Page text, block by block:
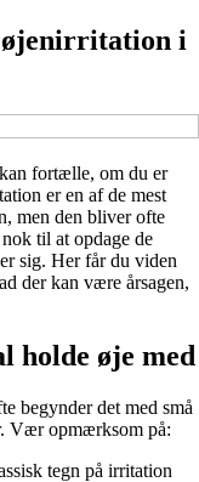
øjenirritation i
fortælle, om du er
er en af de mest
men den bliver ofte
til at opdage de
sig. Her får du viden
der kan være årsagen,
holde øje med
begynder det med små
Vær opmærksom på:
tegn på irritation